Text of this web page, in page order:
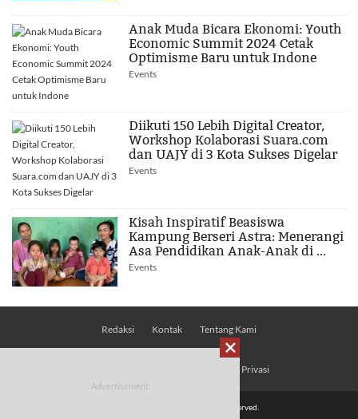
Anak Muda Bicara Ekonomi: Youth
Economic Summit 2024 Cetak
Optimisme Baru untuk Indone
Events
Diikuti 150 Lebih Digital Creator,
Workshop Kolaborasi Suara.com
dan UAJY di 3 Kota Sukses Digelar
Events
Kisah Inspiratif Beasiswa
Kampung Berseri Astra: Menerangi
Asa Pendidikan Anak-Anak di ...
Events
Redaksi Kontak Tentang Kami
Kebijakan Privasi
© 2026 Mobimoto.com - All Rights Reserved.
